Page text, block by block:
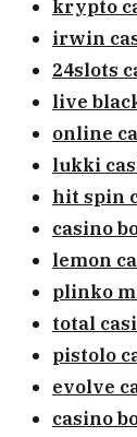
krypto
irwin
24slots
live
online
lukki
hit spin
casino
lemon
plinko
total
pistolo
evolve
casino